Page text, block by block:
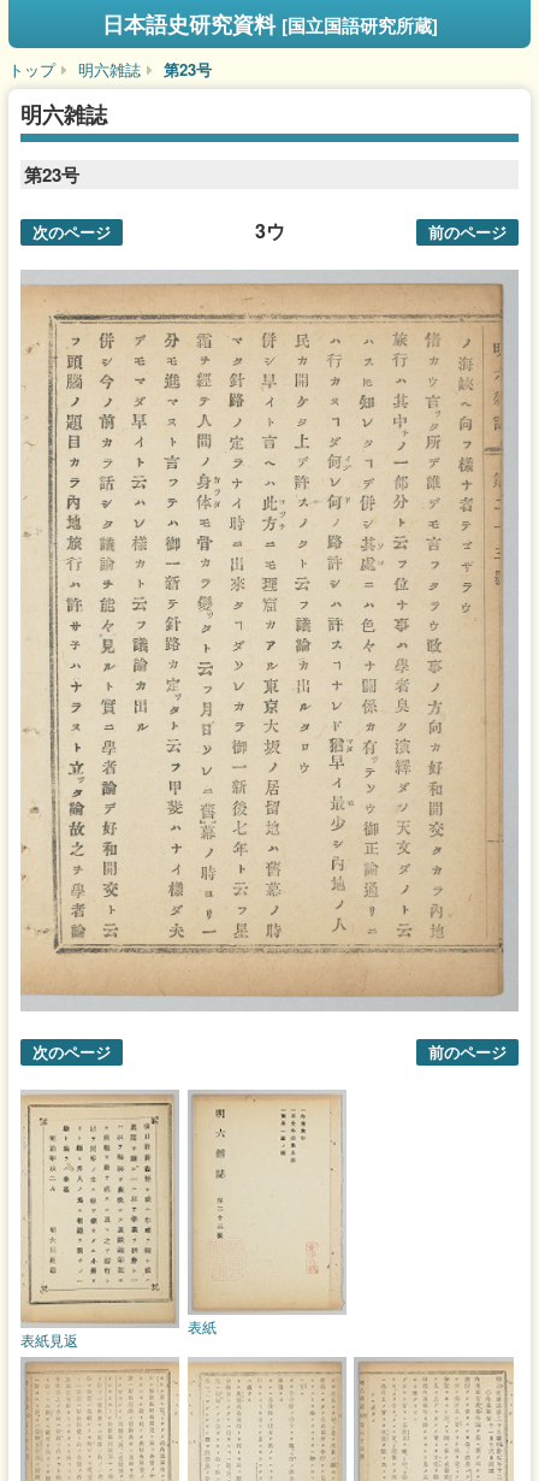
日本語史研究資料 [国立国語研究所蔵]
トップ 明六雑誌 第23号
明六雑誌
第23号
3ウ
次のページ 前のページ
次のページ 前のページ
表紙
表紙見返